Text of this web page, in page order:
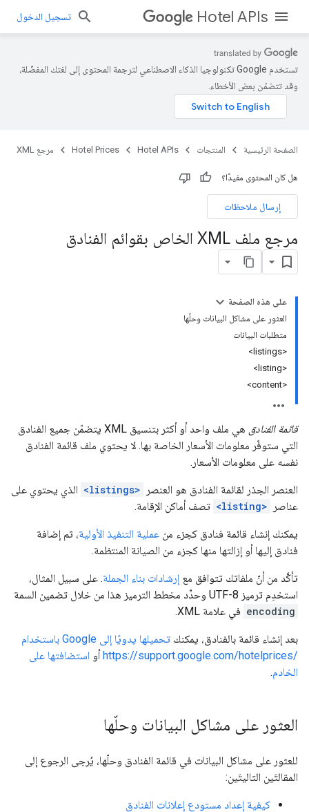
Hotel APIs تسجيل الدخول
تستخدم Google تكنولوجيا الذكاء الاصطناعي لترجمة المحتوى إلى لغتك المفضّلة،
وقد تتضمّن بعض الأخطاء.
الصفحة الرئيسية المنتجات Hotel APIs
Hotel Prices مرجع XML
هل كان المحتوى مفيدًا؟
إرسال ملاحظات
مرجع ملف XML الخاص بقوائم الفنادق
على هذه الصفحة
العثور على مشاكل البيانات وحلّها
متطلبات البيانات
<listings>
<listing>
<content>
قائمة الفنادق
هي ملف واحد أو أكثر بتنسيق XML يتضمّن جميع الفنادق
التي ستوفّر معلومات الأسعار الخاصة بها. لا يحتوي ملف قائمة الفنادق
نفسه على معلومات الأسعار.
العنصر الجذر لقائمة الفنادق هو العنصر <listings> الذي يحتوي على
عناصر
<listing> تصف أماكن الإقامة.
يمكنك إنشاء قائمة فنادق كجزء من عملية التنفيذ الأولية، ثم إضافة
فنادق إليها أو إزالتها منها كجزء من الصيانة المنتظمة.
تأكَّد من أنّ ملفاتك تتوافق مع إرشادات بناء الجملة. على سبيل المثال،
استخدِم ترميز UTF-8 وحدِّد مخطط الترميز هذا من خلال تضمين السمة
encoding في علامة XML.
بعد إنشاء قائمة بالفنادق، يمكنك
تحميلها يدويًا إلى Google باستخدام
https://support.google.com/hotelprices/‎أو استضافتها على
الخادم.
العثور على مشاكل البيانات وحلّها
للعثور على مشاكل البيانات في قائمة الفنادق وحلّها، يُرجى الرجوع إلى
المقالتَين التاليتَين:
كيفية إعداد مستودع إعلانات الفنادق